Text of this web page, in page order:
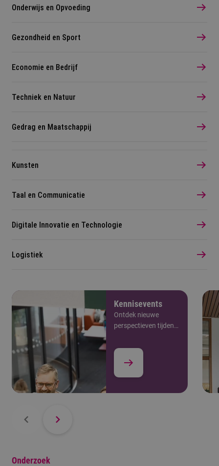
Onderwijs en Opvoeding
Gezondheid en Sport
Economie en Bedrijf
Techniek en Natuur
Gedrag en Maatschappij
Kunsten
Taal en Communicatie
Digitale Innovatie en Technologie
Logistiek
Kennisevents
Ontdek nieuwe
perspectieven tijdens
kennisevents.
Onderzoek